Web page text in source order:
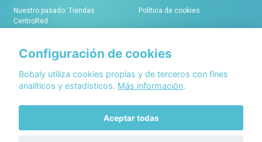
Nuestro pasado: Tiendas
CentroRed
Política de cookies
Comerciantes
Alta de tiendas online
Condiciones de alta
Conócenos
Acerca de Bobaly Partners
Partner eCommerce
Configuración de cookies
Bobaly utiliza cookies propias y de terceros con fines
analíticos y estadísticos. Más información.
Aceptar todas